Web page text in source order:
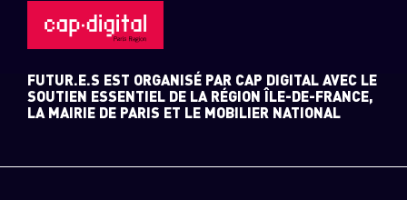
FUTUR.E.S EST ORGANISÉ PAR CAP DIGITAL AVEC LE
SOUTIEN ESSENTIEL DE LA RÉGION ÎLE-DE-FRANCE,
LA MAIRIE DE PARIS ET LE MOBILIER NATIONAL